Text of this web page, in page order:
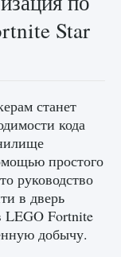
1
Star
станет
кода
простого
руководство
в дверь
LEGO Fortnite
добычу.